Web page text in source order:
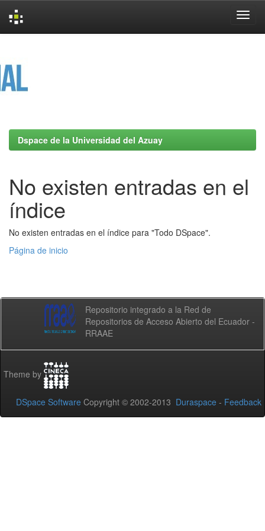
Dspace de la Universidad del Azuay
No existen entradas en el
índice
No existen entradas en el índice para "Todo DSpace".
Página de inicio
Repositorio integrado a la Red de
Repositorios de Acceso Abierto del Ecuador -
RRAAE
Theme by
DSpace Software Copyright © 2002-2013 Duraspace - Feedback